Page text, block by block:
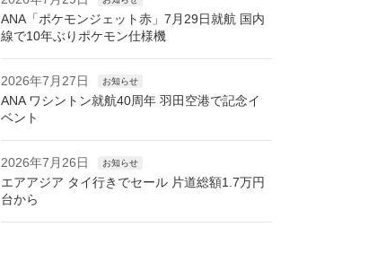
ANA「ポケモンジェット赤」7月29日就航 国内
線で10年ぶりポケモン仕様機
2026年7月27日 お知らせ
ANA ワシントン就航40周年 羽田空港で記念イ
ベント
2026年7月26日 お知らせ
エアアジア タイ行きでセール 片道総額1.7万円
台から